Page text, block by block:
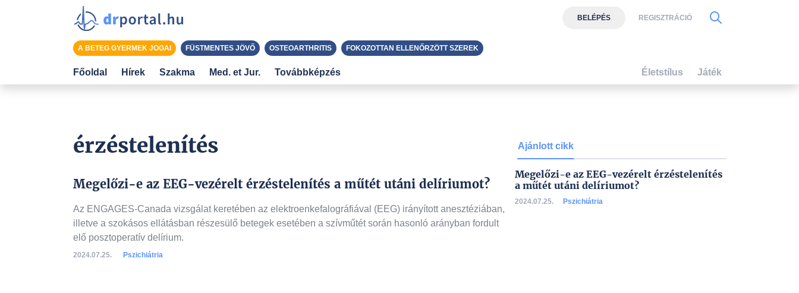
érzéstelenítés
Megelőzi-e az EEG-vezérelt érzéstelenítés a műtét utáni delíriumot?
Az ENGAGES-Canada vizsgálat keretében az elektroenkefalográfiával (EEG) irányított anesztéziában,
illetve a szokásos ellátásban részesülő betegek esetében a szívműtét során hasonló arányban fordult
elő posztoperatív delírium.
2024.07.25. Pszichiátria
Ajánlott cikk
Megelőzi-e az EEG-vezérelt érzéstelenítés
a műtét utáni delíriumot?
2024.07.25. Pszichiátria
BELÉPÉS REGISZTRÁCIÓ
A BETEG GYERMEK JOGAI FÜSTMENTES JÖVŐ OSTEOARTHRITIS FOKOZOTTAN ELLENŐRZÖTT SZEREK
Főoldal Hírek Szakma Med. et Jur. Továbbképzés Életstílus Játék